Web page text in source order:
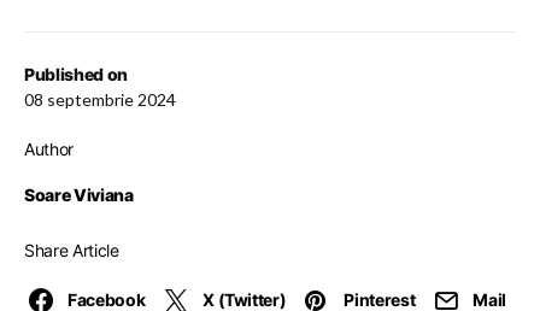
Published on
08 septembrie 2024
Author
Soare Viviana
Share Article
Facebook X (Twitter) Pinterest Mail